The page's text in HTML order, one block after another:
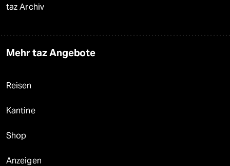
taz Archiv
Mehr taz Angebote
Reisen
Kantine
Shop
Anzeigen